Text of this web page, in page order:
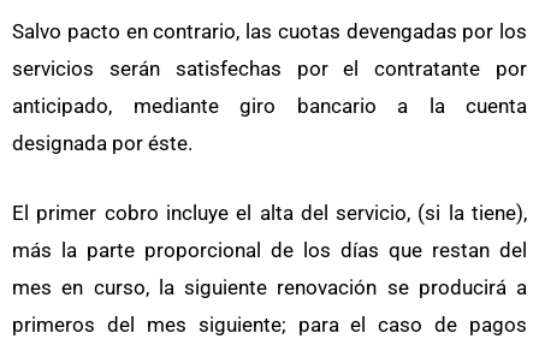
Salvo pacto en contrario, las cuotas devengadas por los
servicios serán satisfechas por el contratante por
anticipado, mediante giro bancario a la cuenta
designada por éste.
El primer cobro incluye el alta del servicio, (si la tiene),
más la parte proporcional de los días que restan del
mes en curso, la siguiente renovación se producirá a
primeros del mes siguiente; para el caso de pagos